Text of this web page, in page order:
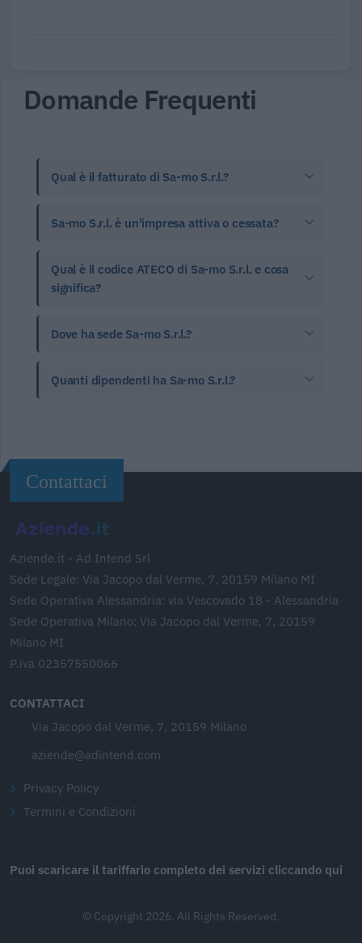
Domande Frequenti
Qual è il fatturato di Sa-mo S.r.l.?
Sa-mo S.r.l. è un'impresa attiva o cessata?
Qual è il codice ATECO di Sa-mo S.r.l. e cosa
significa?
Dove ha sede Sa-mo S.r.l.?
Quanti dipendenti ha Sa-mo S.r.l.?
Contattaci
Aziende.it - Ad Intend Srl
Sede Legale: Via Jacopo dal Verme, 7, 20159 Milano MI
Sede Operativa Alessandria: via Vescovado 18 - Alessandria
Sede Operativa Milano: Via Jacopo dal Verme, 7, 20159
Milano MI
P.iva 02357550066
CONTATTACI
Via Jacopo dal Verme, 7, 20159 Milano
aziende@adintend.com
Privacy Policy
Termini e Condizioni
Puoi scaricare il tariffario completo dei servizi cliccando qui
© Copyright 2026. All Rights Reserved.